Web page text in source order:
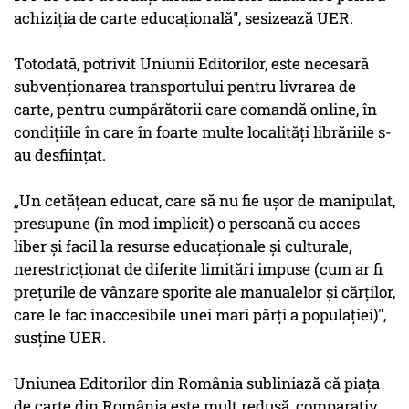
achiziția de carte educațională", sesizează UER.
Totodată, potrivit Uniunii Editorilor, este necesară
subvenționarea transportului pentru livrarea de
carte, pentru cumpărătorii care comandă online, în
condițiile în care în foarte multe localități librăriile s-
au desființat.
„Un cetățean educat, care să nu fie ușor de manipulat,
presupune (în mod implicit) o persoană cu acces
liber și facil la resurse educaționale și culturale,
nerestricționat de diferite limitări impuse (cum ar fi
prețurile de vânzare sporite ale manualelor și cărților,
care le fac inaccesibile unei mari părți a populației)",
susține UER.
Uniunea Editorilor din România subliniază că piața